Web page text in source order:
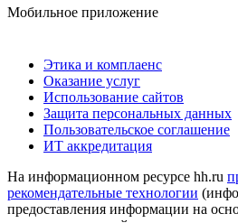
Мобильное приложение
Этика и комплаенс
Оказание услуг
Использование сайтов
Защита персональных данных
Пользовательское соглашение
ИТ аккредитация
На информационном ресурсе hh.ru
рекомендательные технологии
предоставления информации на